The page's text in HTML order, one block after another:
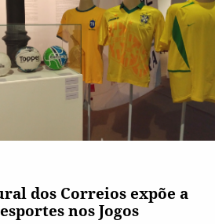
dos Correios expõe a
nos Jogos